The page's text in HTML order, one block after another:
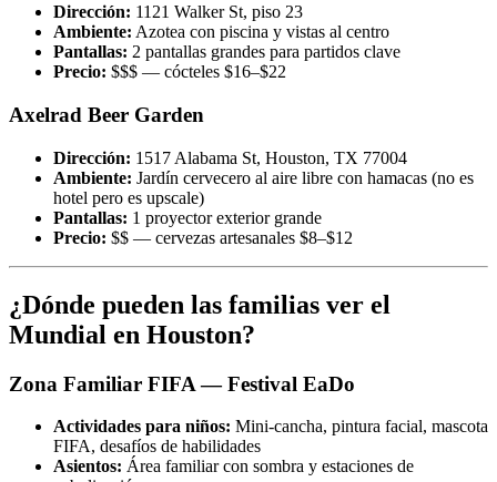
Dirección: 1121 Walker St, piso 23
Ambiente: Azotea con piscina y vistas al centro
Pantallas: 2 pantallas grandes para partidos clave
Precio: $$$ — cócteles $16–$22
Axelrad Beer Garden
Dirección: 1517 Alabama St, Houston, TX 77004
Ambiente: Jardín cervecero al aire libre con hamacas (no es
hotel pero es upscale)
Pantallas: 1 proyector exterior grande
Precio: $$ — cervezas artesanales $8–$12
¿Dónde pueden las familias ver el
Mundial en Houston?
Zona Familiar FIFA — Festival EaDo
Actividades para niños: Mini-cancha, pintura facial, mascota
FIFA, desafíos de habilidades
Asientos: Área familiar con sombra y estaciones de